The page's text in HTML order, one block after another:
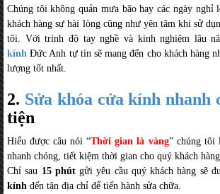
Chúng tôi không quản mưa bão hay các ngày nghỉ
khách hàng sự hài lòng cũng như yên tâm khi sử
tôi. Với trình độ tay nghề và kinh nghiệm lâu
kính Đức Anh tự tin sẽ mang đến cho khách hàng
lượng tốt nhất.
2. Sửa khóa cửa kính nhanh
tiện
Hiểu được câu nói “Thời gian là vàng” chúng tôi
nhanh chóng, tiết kiệm thời gian cho quý khách hàng.
Chỉ sau 15 phútgửi yêu cầu quý khách hàng sẽ
kính đến tận địa chỉ để tiến hành sửa chữa.